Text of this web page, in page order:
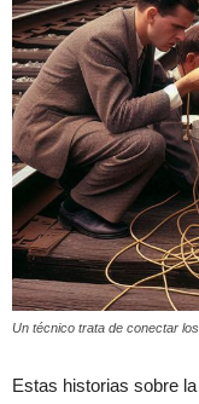
Un técnico trata de conectar
Estas historias sobre